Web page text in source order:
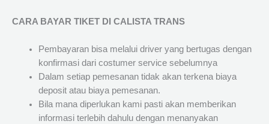
CARA BAYAR TIKET DI CALISTA TRANS
Pembayaran bisa melalui driver yang bertugas dengan
konfirmasi dari costumer service sebelumnya
Dalam setiap pemesanan tidak akan terkena biaya
deposit atau biaya pemesanan.
Bila mana diperlukan kami pasti akan memberikan
informasi terlebih dahulu dengan menanyakan